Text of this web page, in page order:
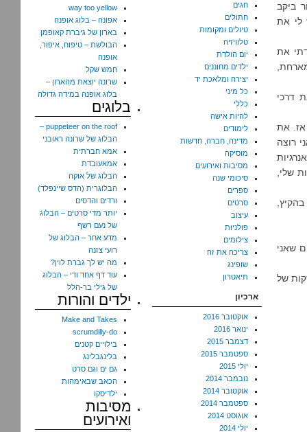
ביקב
לי את
את
דרכי
אז. את
אני רוצה
שלי,
הם 7 ו-2, שהם מספרים שאני
8, 4, 2 – סדרת החזקות של
חגים
חתולים
טיולים ומקומות
טלוויזיה
יום הולדת
ילדים מחוננים
יצירה ומלאכת יד
כל מיני
כללי
להיות אישה
לימודים
מדינה, חברה, חדשות
מוסיקה
מסיבות ואירועים
סיכומי שנה
ספרים
סרטים
עיצוב
פולניות
צילומים
צריכה את זה
שופינג
תיאטרון
ארכיון
אוקטובר 2016
ינואר 2016
דצמבר 2015
ספטמבר 2015
יולי 2015
נובמבר 2014
אוקטובר 2014
ספטמבר 2014
אוגוסט 2014
יולי 2014
way too yellow
אפונה – בלוג אופנה
בארון של גיברת קאופמן
הבולשת – טיפוח, איפור,
אופנה
חמש שקל
שרונה יוצאת מהארון –
בלוג אופנה במידה גדולה
בלוגים
puppeteer on the roof –
הבלוג של שרונה ראובני
אמא חברתית
אמאעובדת
הבלוג של אוקה
הבלוגרית (הדס שיינפלד)
ורדים והדסים
יותר מדי סרטים – הבלוג
של נעם רשף
מדע אחר – הבלוג של
רועי צזנה
מה יש לך גברת לוין?
עוד דף אחד ודי – הבלוג
של גילי בר-הלל
ילדים והורות
Make and Takes
scrumdilly-do
בילויים קטנים
בלינגבלינג
גם ים וגם סרט
הכאב שבאימהות
ילדיסקו
מסיבות
ואירועים